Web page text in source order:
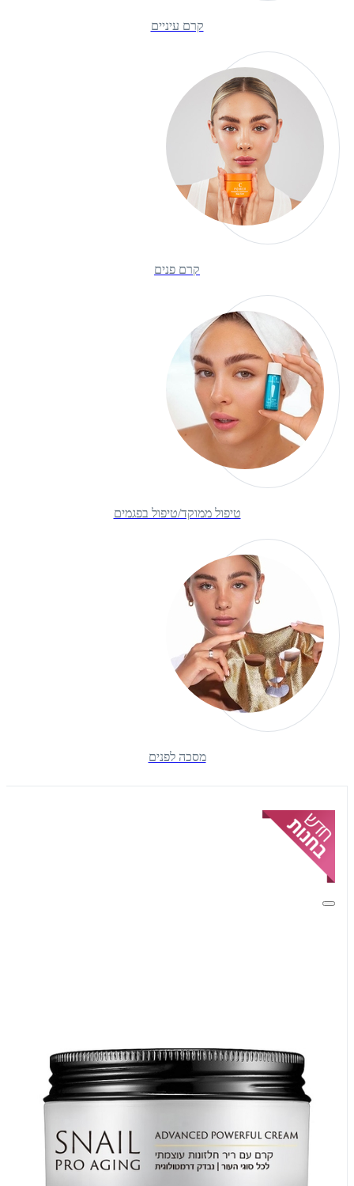
קרם עיניים
קרם פנים
טיפול ממוקד/טיפול בפגמים
מסכה לפנים